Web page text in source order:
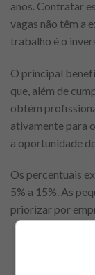
anos. Contratar
vagas não têm a
trabalho é o
O principal
que, além de
obtém
ativamente para
a oportunidade
Os percentuais
5% a 15%. As
priorizar por